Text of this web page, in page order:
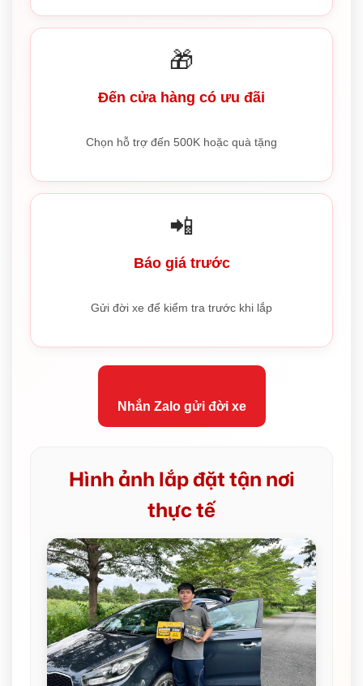
🎁
Đến cửa hàng có ưu đãi
Chọn hỗ trợ đến 500K hoặc quà tặng
📲
Báo giá trước
Gửi đời xe để kiểm tra trước khi lắp
Nhắn Zalo gửi đời xe
Hình ảnh lắp đặt tận nơi
thực tế